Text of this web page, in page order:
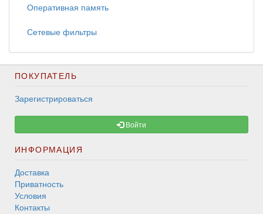
Оперативная память
Сетевые фильтры
ПОКУПАТЕЛЬ
Зарегистрироваться
Войти
ИНФОРМАЦИЯ
Доставка
Приватность
Условия
Контакты